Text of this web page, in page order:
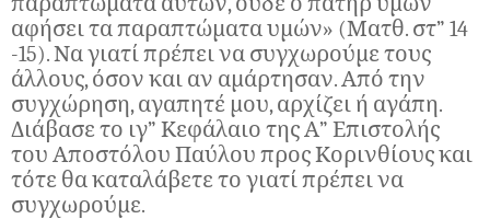
αφήσει τα παραπτώματα υμών» (Ματθ. στ” 14
-15). Να γιατί πρέπει να συγχωρούμε τους
άλλους, όσον και αν αμάρτησαν. Από την
συγχώρηση, αγαπητέ μου, αρχίζει ή αγάπη.
Διάβασε το ιγ” Κεφάλαιο της Α” Επιστολής
του Αποστόλου Παύλου προς Κορινθίους και
τότε θα καταλάβετε το γιατί πρέπει να
συγχωρούμε.